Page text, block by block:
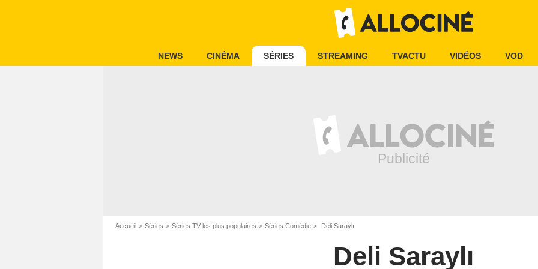
NEWS CINÉMA SÉRIES STREAMING TVACTU VIDÉOS VOD
Accueil Séries Séries TV les plus populaires Séries Comédie Deli Saraylı
Deli Saraylı